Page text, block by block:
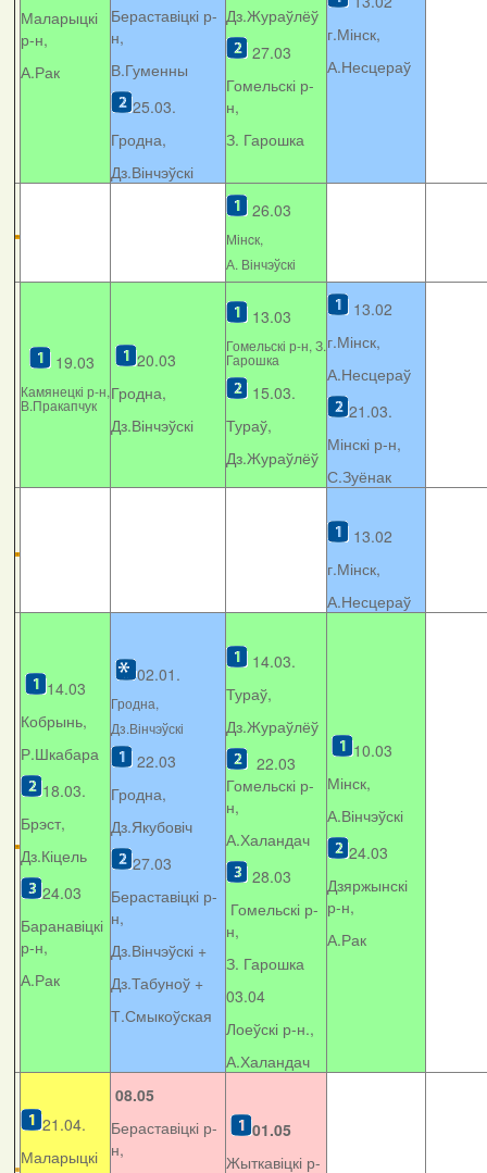
Маларыцкі
р-н,
А.Рак
Бераставіцкі р-
н,
В.Гуменны
25.03.
Гродна,
Дз.Вінчэўскі
Дз.Жураўлёў
27.03
Гомельскі р-
н,
З. Гарошка
г.Мінск,
А.Несцераў
26.03
Мінcк,
А. Вінчэўскі
19.03
Камянецкі р-н,
В.Пракапчук
20.03
Гродна,
Дз.Вінчэўскі
13.03
Гомельскі р-н, З.
Гарошка
15.03.
Тураў,
Дз.Жураўлёў
13.02
г.Мінск,
А.Несцераў
21.03.
Мінскі р-н,
С.Зуёнак
13.02
г.Мінск,
А.Несцераў
14.03
Кобрынь,
Р.Шкабара
18.03.
Брэст,
Дз.Кіцель
24.03
Баранавіцкі
р-н,
А.Рак
02.01.
Гродна,
Дз.Вінчэўскі
22.03
Гродна,
Дз.Якубовіч
27.03
Бераставіцкі р-
н,
Дз.Вінчэўскі +
Дз.Табуноў +
Т.Смыкоўская
14.03.
Тураў,
Дз.Жураўлёў
22.03
Гомельскі р-
н,
А.Халандач
28.03
Гомельскі р-
н,
З. Гарошка
03.04
Лоеўскі р-н.,
А.Халандач
10.03
Мінск,
А.Вінчэўскі
24.03
Дзяржынскі
р-н,
А.Рак
21.04.
Маларыцкі
08.05
Бераставіцкі р-
н,
01.05
Жыткавіцкі р-